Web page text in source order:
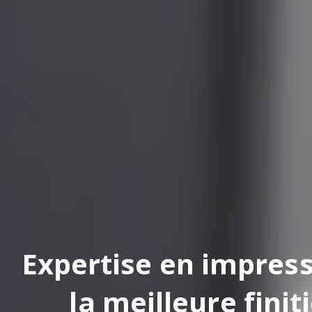
en
la meilleure finition